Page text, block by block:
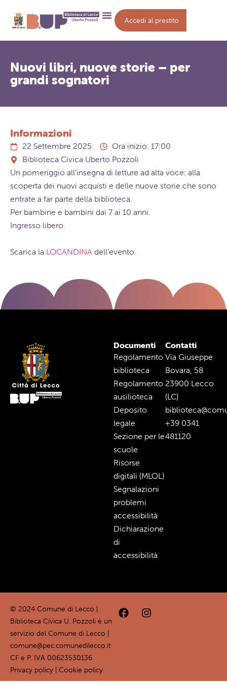
Accedi al prestito
Nuovi libri, nuove storie – per
grandi sognatori
Informazioni
22 Settembre 2025
Ora inizio: 17:00
Biblioteca Civica Uberto Pozzoli
Un pomeriggio all’insegna di letture ad alta voce: alla
scoperta dei nuovi acquisti e delle nuove storie che sono
entrate a far parte della biblioteca.
Per bambine e bambini dai 7 ai 10 anni.
Ingresso libero.
Scarica la LOCANDINA dell’evento.
Documenti
Regolamento
biblioteca
Regolamento
ausilioteca
Deposito
legale
Sezione per le
scuole
Risorse
digitali (MLOL)
Segnalazioni
problemi
accessibilità
Dichiarazione
di
accessibilità
Contatti
Via Giuseppe
Bovara, 58
23900 Lecco
(LC)
+39 0341
481120
© 2024 Comune di Lecco |
Biblioteca Civica U. Pozzoli è un
servizio del Comune di Lecco |
comune@pec.comunedilecco.it
CF e P. IVA 00623530136
Privacy policy
Cookie policy